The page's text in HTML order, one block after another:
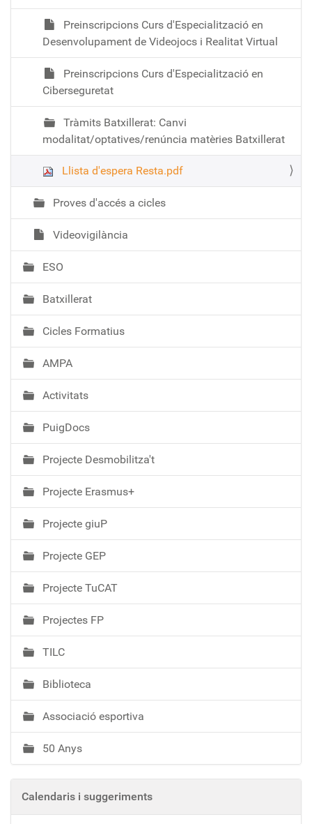
Preinscripcions Curs d'Especialització en
Desenvolupament de Videojocs i Realitat Virtual
Preinscripcions Curs d'Especialització en
Ciberseguretat
Tràmits Batxillerat: Canvi
modalitat/optatives/renúncia matèries Batxillerat
Llista d'espera Resta.pdf
Proves d'accés a cicles
Videovigilància
ESO
Batxillerat
Cicles Formatius
AMPA
Activitats
PuigDocs
Projecte Desmobilitza't
Projecte Erasmus+
Projecte giuP
Projecte GEP
Projecte TuCAT
Projectes FP
TILC
Biblioteca
Associació esportiva
50 Anys
Calendaris i suggeriments